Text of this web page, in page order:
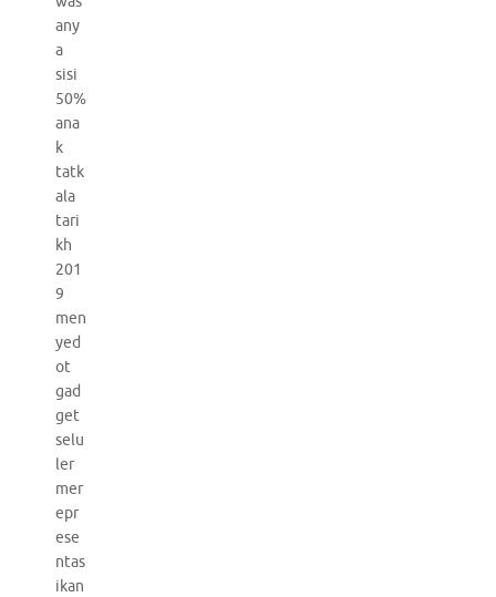
any
a
sisi
50%
ana
k
tatk
ala
tari
kh
201
9
men
yed
ot
gad
get
selu
ler
mer
epr
ese
ntas
ikan